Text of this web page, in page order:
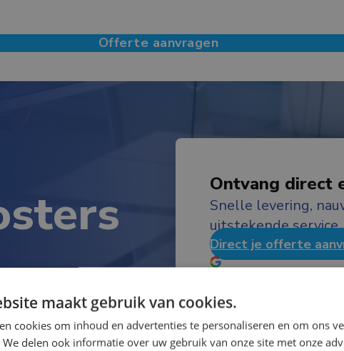
Offerte aanvragen
in uw huis
Ontvang direct
Snelle levering,
uitstekende service.
Direct je offerte
4,9 / 5
maakt gebruik van cookies.
cookies om inhoud en advertenties te personaliseren en om ons
We delen ook informatie over uw gebruik van onze site met onze